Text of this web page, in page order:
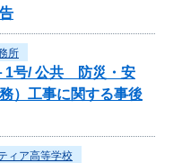
所
1号/ 公共 防災・安
）工事に関する事後
ィア高等学校